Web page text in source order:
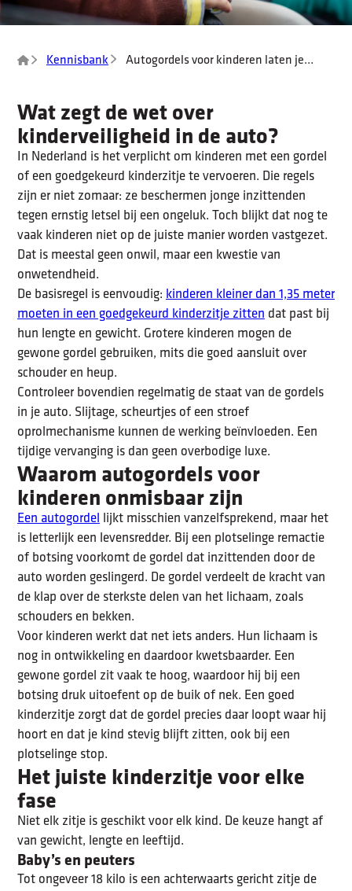
Kennisbank
Autogordels voor kinderen laten je
Wat zegt de wet over
kinderveiligheid in de auto?
In Nederland is het verplicht om kinderen met een gordel
of een goedgekeurd kinderzitje te vervoeren. Die regels
zijn er niet zomaar: ze beschermen jonge inzittenden
tegen ernstig letsel bij een ongeluk. Toch blijkt dat nog te
vaak kinderen niet op de juiste manier worden vastgezet.
Dat is meestal geen onwil, maar een kwestie van
onwetendheid.
De basisregel is eenvoudig: kinderen kleiner dan 1,35 meter
moeten in een goedgekeurd kinderzitje zitten dat past bij
hun lengte en gewicht. Grotere kinderen mogen de
gewone gordel gebruiken, mits die goed aansluit over
schouder en heup.
Controleer bovendien regelmatig de staat van de gordels
in je auto. Slijtage, scheurtjes of een stroef
oprolmechanisme kunnen de werking beïnvloeden. Een
tijdige vervanging is dan geen overbodige luxe.
Waarom autogordels voor
kinderen onmisbaar zijn
Een autogordel lijkt misschien vanzelfsprekend, maar het
is letterlijk een levensredder. Bij een plotselinge remactie
of botsing voorkomt de gordel dat inzittenden door de
auto worden geslingerd. De gordel verdeelt de kracht van
de klap over de sterkste delen van het lichaam, zoals
schouders en bekken.
Voor kinderen werkt dat net iets anders. Hun lichaam is
nog in ontwikkeling en daardoor kwetsbaarder. Een
gewone gordel zit vaak te hoog, waardoor hij bij een
botsing druk uitoefent op de buik of nek. Een goed
kinderzitje zorgt dat de gordel precies daar loopt waar hij
hoort en dat je kind stevig blijft zitten, ook bij een
plotselinge stop.
Het juiste kinderzitje voor elke
fase
Niet elk zitje is geschikt voor elk kind. De keuze hangt af
van gewicht, lengte en leeftijd.
Baby’s en peuters
Tot ongeveer 18 kilo is een achterwaarts gericht zitje de